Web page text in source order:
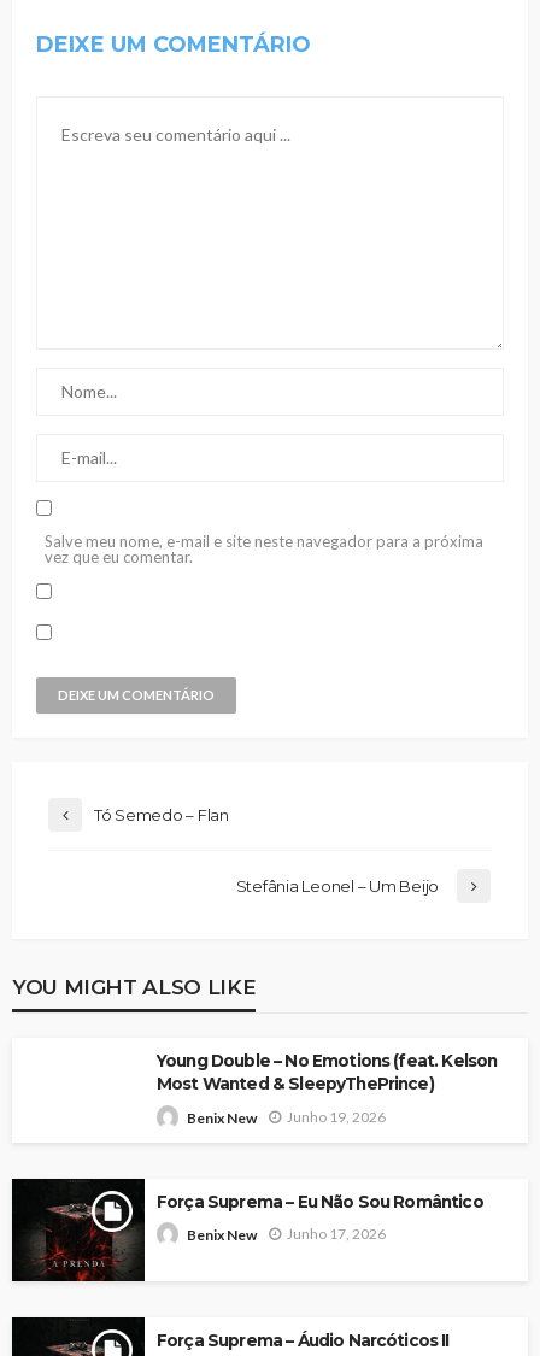
DEIXE UM COMENTÁRIO
Salve meu nome, e-mail e site neste navegador para a próxima
vez que eu comentar.
Tó Semedo – Flan
Stefânia Leonel – Um Beijo
YOU MIGHT ALSO LIKE
Young Double – No Emotions (feat. Kelson
Most Wanted & SleepyThePrince)
Benix New Junho 19, 2026
Força Suprema – Eu Não Sou Romântico
Benix New Junho 17, 2026
Força Suprema – Áudio Narcóticos II